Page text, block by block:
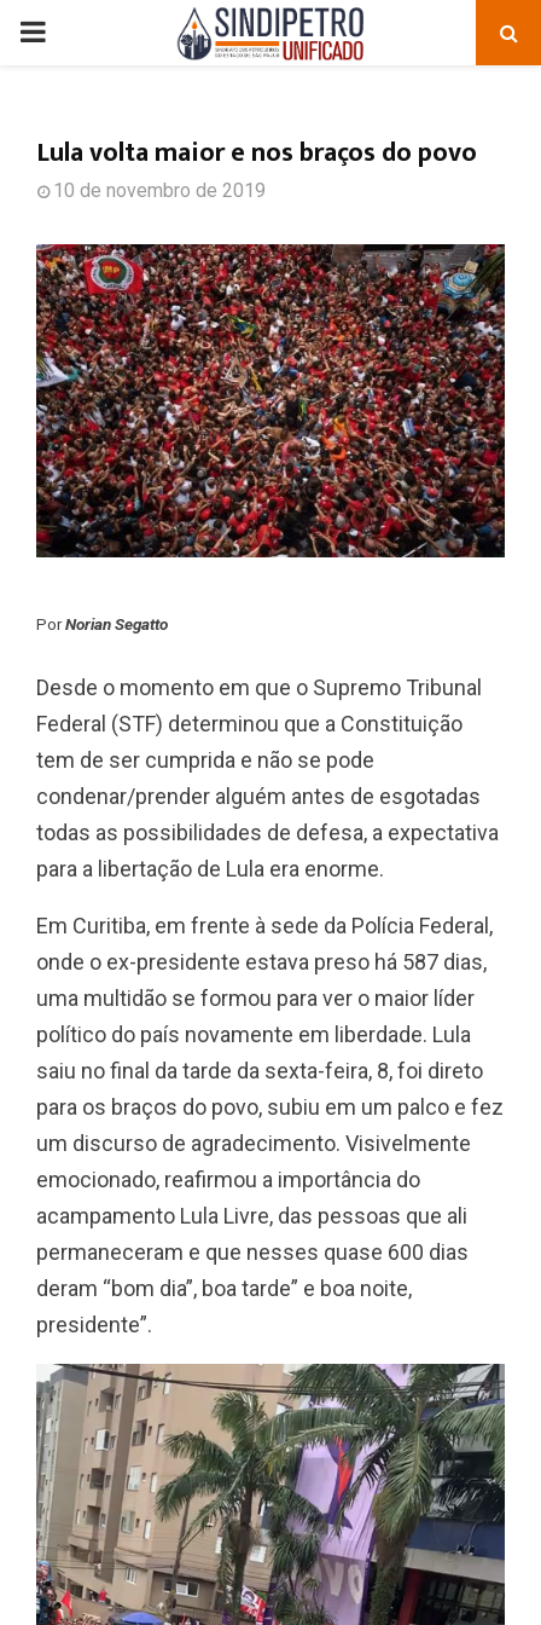
PRIMARY
Lula volta maior e nos braços do povo
10 de novembro de 2019
PorNorian Segatto
Desde o momento em que o Supremo Tribunal
Federal (STF) determinou que a Constituição
tem de ser cumprida e não se pode
condenar/prender alguém antes de esgotadas
todas as possibilidades de defesa, a expectativa
para a libertação de Lula era enorme.
Em Curitiba, em frente à sede da Polícia Federal,
onde o ex-presidente estava preso há 587 dias,
uma multidão se formou para ver o maior líder
político do país novamente em liberdade. Lula
saiu no final da tarde da sexta-feira, 8, foi direto
para os braços do povo, subiu em um palco e fez
um discurso de agradecimento. Visivelmente
emocionado, reafirmou a importância do
acampamento Lula Livre, das pessoas que ali
permaneceram e que nesses quase 600 dias
deram “bom dia”, boa tarde” e boa noite,
presidente”.
T
o
c
a
d
o
r